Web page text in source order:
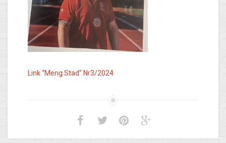
Link “Meng Stad” Nr3/2024